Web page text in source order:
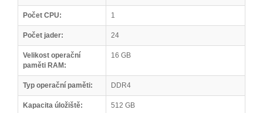
Počet CPU: 1
Počet jader: 24
Velikost operační
paměti RAM:
16 GB
Typ operační paměti: DDR4
Kapacita úložiště: 512 GB